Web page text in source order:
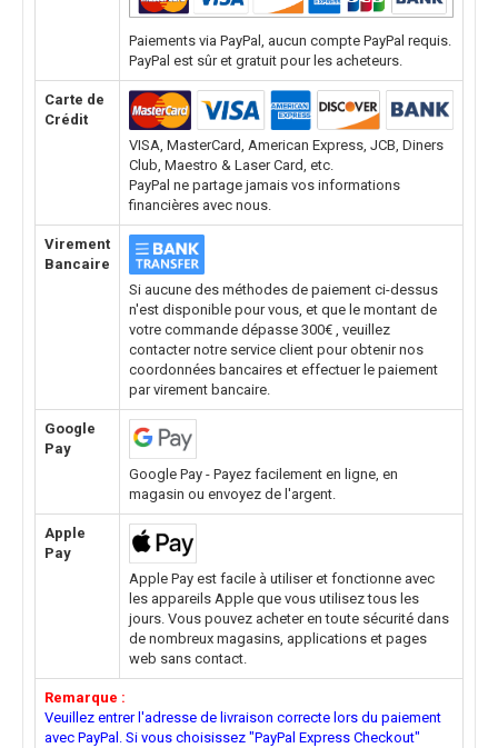
Paiements via PayPal, aucun compte PayPal requis.
PayPal est sûr et gratuit pour les acheteurs.
Carte de
Crédit
VISA, MasterCard, American Express, JCB, Diners
Club, Maestro & Laser Card, etc.
PayPal ne partage jamais vos informations
financières avec nous.
Virement
Bancaire
Si aucune des méthodes de paiement ci-dessus
n'est disponible pour vous, et que le montant de
votre commande dépasse 300€ , veuillez
contacter notre service client pour obtenir nos
coordonnées bancaires et effectuer le paiement
par virement bancaire.
Google
Pay
Google Pay - Payez facilement en ligne, en
magasin ou envoyez de l'argent.
Apple
Pay
Apple Pay est facile à utiliser et fonctionne avec
les appareils Apple que vous utilisez tous les
jours. Vous pouvez acheter en toute sécurité dans
de nombreux magasins, applications et pages
web sans contact.
Remarque :
Veuillez entrer l'adresse de livraison correcte lors du paiement
avec PayPal. Si vous choisissez "PayPal Express Checkout"